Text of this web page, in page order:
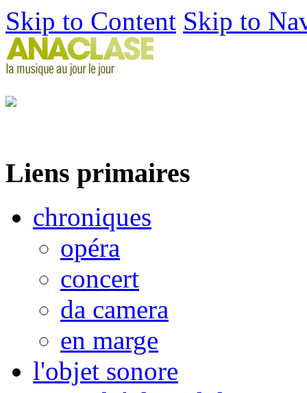
Skip to Content Skip to
Liens primaires
chroniques
opéra
concert
da camera
en marge
l'objet sonore